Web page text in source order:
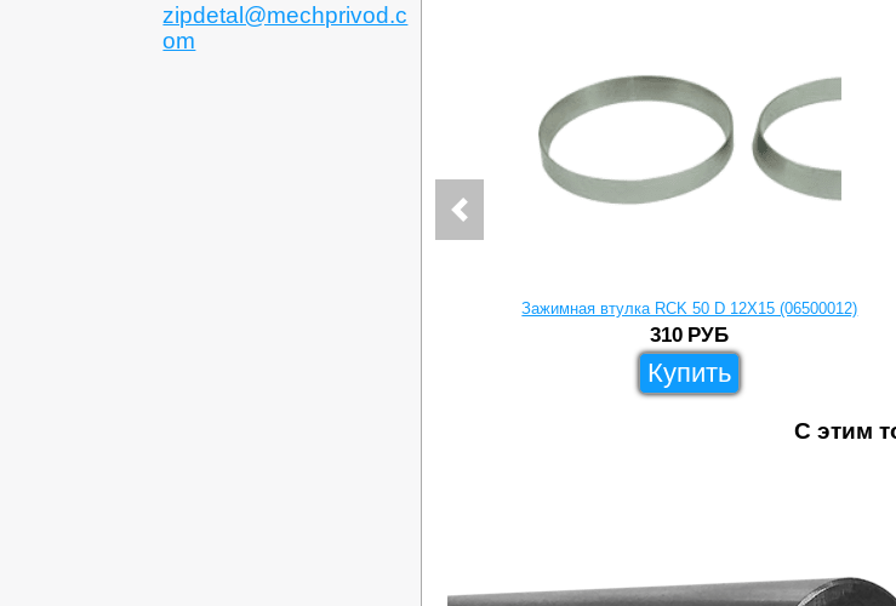
zipdetal@mechprivod.c
om
Зажимная втулка RCK 50 D 12X15 (06500012)
310 РУБ
Купить
С этим